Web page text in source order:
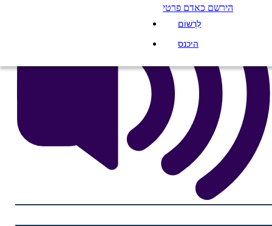
הירשם כאדם פרטי
לִרְשׁוֹם
היכנס